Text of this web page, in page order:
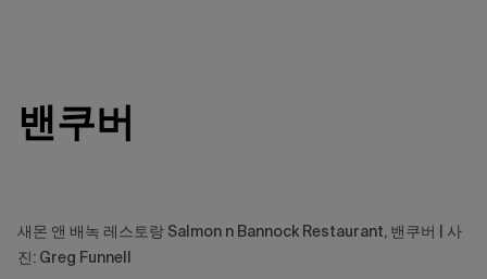
밴쿠버
새몬 앤 배녹 레스토랑 Salmon n Bannock Restaurant, 밴쿠버 | 사
진: Greg Funnell